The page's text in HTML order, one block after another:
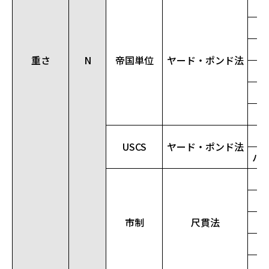
重さ N 帝国単位 ヤード・ポンド法
USCS ヤード・ポンド法
ハ
市制 尺貫法